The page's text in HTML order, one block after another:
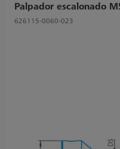
Palpador escalonado
626115-0060-023